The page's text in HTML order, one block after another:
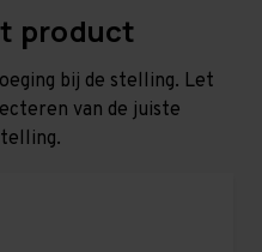
product
bij de stelling. Let
van de juiste